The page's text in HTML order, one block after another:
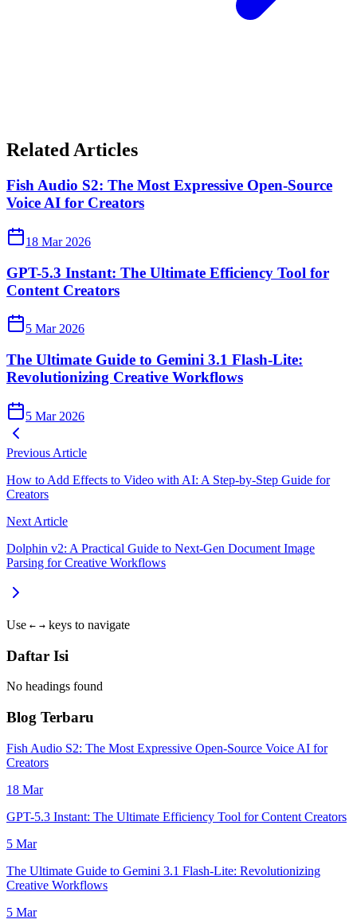
Related Articles
Fish Audio S2: The Most Expressive Open-Source
Voice AI for Creators
18 Mar 2026
GPT-5.3 Instant: The Ultimate Efficiency Tool for
Content Creators
5 Mar 2026
The Ultimate Guide to Gemini 3.1 Flash-Lite:
Revolutionizing Creative Workflows
5 Mar 2026
Previous Article
How to Add Effects to Video with AI: A Step‑by‑Step Guide for
Creators
Next Article
Dolphin v2: A Practical Guide to Next‑Gen Document Image
Parsing for Creative Workflows
Use ← → keys to navigate
Daftar Isi
No headings found
Blog Terbaru
Fish Audio S2: The Most Expressive Open-Source Voice AI for
Creators
18 Mar
GPT-5.3 Instant: The Ultimate Efficiency Tool for Content Creators
5 Mar
The Ultimate Guide to Gemini 3.1 Flash-Lite: Revolutionizing
Creative Workflows
5 Mar